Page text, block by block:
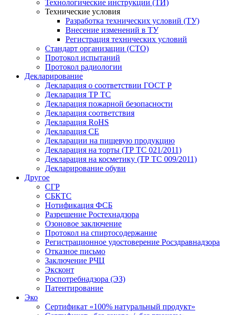
Технологические инструкции (ТИ)
Технические условия
Разработка технических условий (ТУ)
Внесение изменений в ТУ
Регистрация технических условий
Стандарт организации (СТО)
Протокол испытаний
Протокол радиологии
Декларирование
Декларация о соответствии ГОСТ Р
Декларация ТР ТС
Декларация пожарной безопасности
Декларация соответствия
Декларация RoHS
Декларация СЕ
Декларации на пищевую продукцию
Декларация на торты (ТР ТС 021/2011)
Декларация на косметику (ТР ТС 009/2011)
Декларирование обуви
Другое
СГР
СБКТС
Нотификация ФСБ
Разрешение Ростехнадзора
Озоновое заключение
Протокол на спиртосодержание
Регистрационное удостоверение Росздравнадзора
Отказное письмо
Заключение РЧЦ
Эксконт
Роспотребнадзора (ЭЗ)
Патентирование
Эко
Сертификат «100% натуральный продукт»